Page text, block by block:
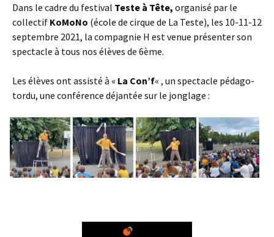
Dans le cadre du festival Teste à Tête, organisé par le
collectif KoMoNo (école de cirque de La Teste), les 10-11-12
septembre 2021, la compagnie H est venue présenter son
spectacle à tous nos élèves de 6ème.
Les élèves ont assisté à « La Con’f« , un spectacle pédago-
tordu, une conférence déjantée sur le jonglage :